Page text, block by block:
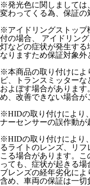
※発光色に関しましては
変わってくる為、保証の
※アイドリングストップ
付の場合、 アイドリン
灯などの症状が発生す
なりますため保証対象外
※本商品の取り付けによ
ビ、トランスミッター
およぼす場合がありま
め、改善できない場合が
※HIDの取り付けにより
ナーセンサーの誤作動が
※HIDの取り付けにより
るライトのレンズ、リ
こる場合があります。
っても、症状が起きる
ブレンズの経年劣化に
含め、車両の保証は一切